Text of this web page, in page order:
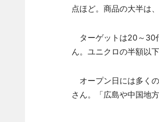
点ほど。商品の大半は
ターゲットは20～30
ん。ユニクロの半額以
オープン日には多く
さん。「広島や中国地